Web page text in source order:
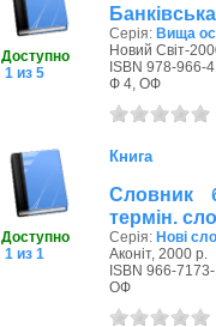
Доступно
1 из 5
Серія: Вища
Новий Світ-
ISBN 978-966-
Ф 4, ОФ
Доступно
1 из 1
Книга
Словник
термін.
Серія: Нові
Аконіт, 2000 р.
ISBN 966-
ОФ